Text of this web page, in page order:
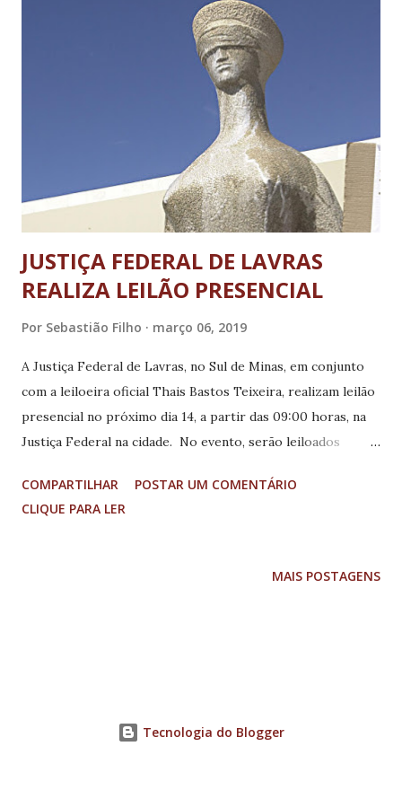
contra o time máster do Corinthians. “Queremos fazer
uma partida solidária, onde os times do Flamengo e
Corinthians máster disputarão uma partida no estádio do
Manduzão e toda a renda do jogo será revertida para o
Hospital das Clínicas Samuel Libânio”, disse Wilson Lopes.
O presidente da FUVS agradeceu a iniciativa do vice-
presidente da Câmara, que contou com o apoio dos
vereadores de Pouso Alegre. “É muito gratif...
JUSTIÇA FEDERAL DE LAVRAS
REALIZA LEILÃO PRESENCIAL
Por Sebastião Filho março 06, 2019
A Justiça Federal de Lavras, no Sul de Minas, em conjunto
com a leiloeira oficial Thais Bastos Teixeira, realizam leilão
presencial no próximo dia 14, a partir das 09:00 horas, na
Justiça Federal na cidade. No evento, serão leiloados
Jacaré, veículos e outros bens. Interessados podem obter
informações mais detalhadas pelo site
COMPARTILHAR
POSTAR UM COMENTÁRIO
CLIQUE PARA LER
MAIS POSTAGENS
Tecnologia do Blogger